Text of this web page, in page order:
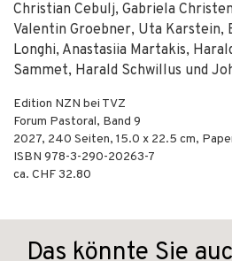
Christian Cebulj, Gabriela
Valentin Groebner, Uta Karstein,
Longhi, Anastasiia Martakis,
Sammet, Harald Schwillus und
Edition NZN bei TVZ
Forum Pastoral, Band 9
2027, 240 Seiten, 15.0 x 22.5 cm,
ISBN 978-3-290-20263-7
ca. CHF 32.80
Das könnte Sie